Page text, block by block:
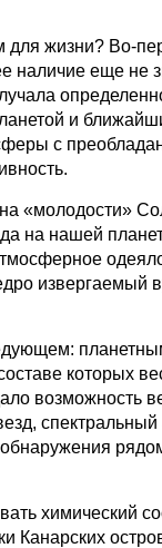
для жизни? Во-
наличие еще не
и
с
«молодости»
на нашей
извергаемый
которых
возможность
химический
Канарских